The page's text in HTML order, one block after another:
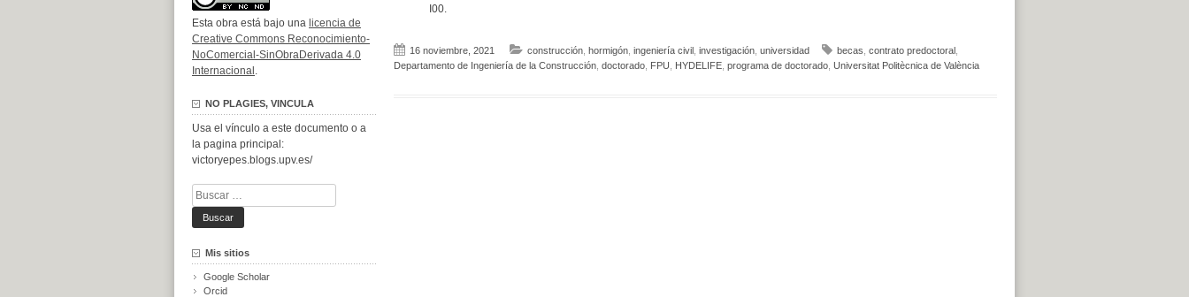
I00.
16 noviembre, 2021 construcción, hormigón, ingeniería civil investigación, universidad becas contrato predoctoral
Departamento de Ingeniería de la Construcción, doctorado, FPU HYDELIFE, programa de doctorado, Universitat Politècnica de València
Esta obra está bajo una licencia de
Creative Commons Reconocimiento-
NoComercial-SinObraDerivada 4.0
Internacional .
NO PLAGIES, VINCULA
Usa el vínculo a este documento o a
la pagina principal:
victoryepes.blogs.upv.es/
Buscar:
Mis sitios
Google Scholar
Orcid